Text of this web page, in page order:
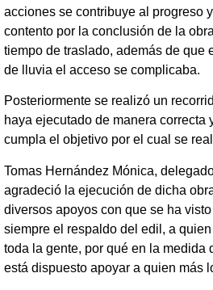
acciones se contribuye al progreso
contento por la conclusión de la
tiempo de traslado, además de que
de lluvia el acceso se complicaba.
Posteriormente se realizó un
haya ejecutado de manera correcta
cumpla el objetivo por el cual se
Tomas Hernández Mónica,
agradeció la ejecución de dicha
diversos apoyos con que se ha
siempre el respaldo del edil, a
toda la gente, por qué en la medida
está dispuesto apoyar a quien más